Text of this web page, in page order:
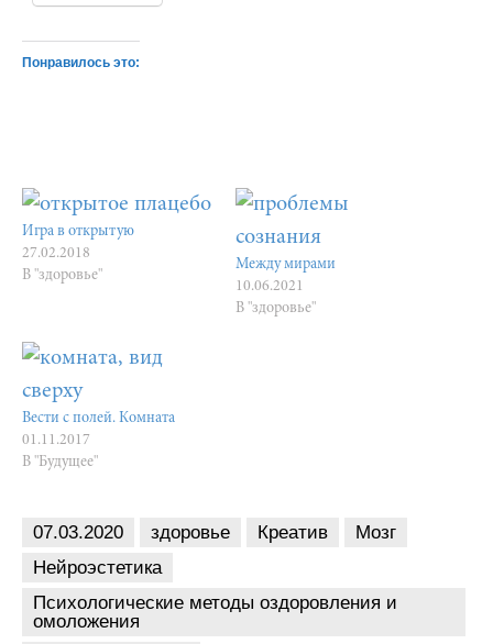
Понравилось это:
Игра в открытую
27.02.2018
В "здоровье"
Между мирами
10.06.2021
В "здоровье"
Вести с полей. Комната
01.11.2017
В "Будущее"
07.03.2020 здоровье Креатив
Мозг
Нейроэстетика
Психологические методы оздоровления и
омоложения